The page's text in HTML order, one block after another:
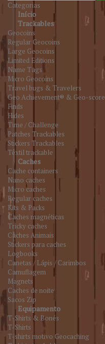
Categorias
Início
Trackables
Geocoins
Regular Geocoins
Large Geocoins
Limited Editions
Name Tags
Micro Geocoins
Travel bugs & Travelers
Geo Achievement® & Geo-score
Finds
Hides
Time / Challenge
Patches Trackables
Stickers Trackables
Têxtil trackable
Caches
Cache containers
Nano caches
Micro caches
Regular caches
Kits & Packs
Caches magnéticas
Tricky caches
Caches Animais
Stickers para caches
Logbooks
Canetas / Lápis / Carimbos
Camuflagem
Magnets
Caches de noite
Sacos Zip
Equipamento
T-Shirts & Bonés
T-Shirts
T-shirts motivo Geocaching